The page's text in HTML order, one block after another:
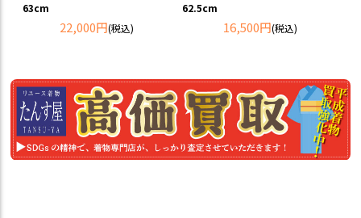
63cm
22,000円(税込)
62.5cm
16,500円(税込)